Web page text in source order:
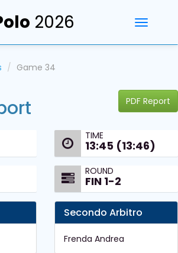
Toggle
2026
Game 34
PDF Report
TIME
13:45 (13:46)
ROUND
FIN 1-2
Secondo Arbitro
Frenda Andrea